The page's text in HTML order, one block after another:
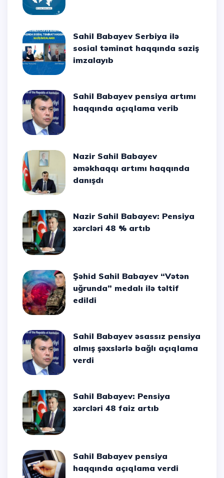
Sahil Babayev Serbiya ilə
sosial təminat haqqında saziş
imzalayıb
Sahil Babayev pensiya artımı
haqqında açıqlama verib
Nazir Sahil Babayev
əməkhaqqı artımı haqqında
danışdı
Nazir Sahil Babayev: Pensiya
xərcləri 48 % artıb
Şəhid Sahil Babayev “Vətən
uğrunda” medalı ilə təltif
edildi
Sahil Babayev əsassız pensiya
almış şəxslərlə bağlı açıqlama
verdi
Sahil Babayev: Pensiya
xərcləri 48 faiz artıb
Sahil Babayev pensiya
haqqında açıqlama verdi